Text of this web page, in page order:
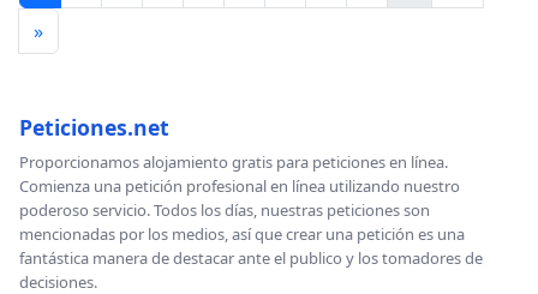
»
Peticiones.net
Proporcionamos alojamiento gratis para peticiones en línea.
Comienza una petición profesional en línea utilizando nuestro
poderoso servicio. Todos los días, nuestras peticiones son
mencionadas por los medios, así que crear una petición es una
fantástica manera de destacar ante el publico y los tomadores de
decisiones.